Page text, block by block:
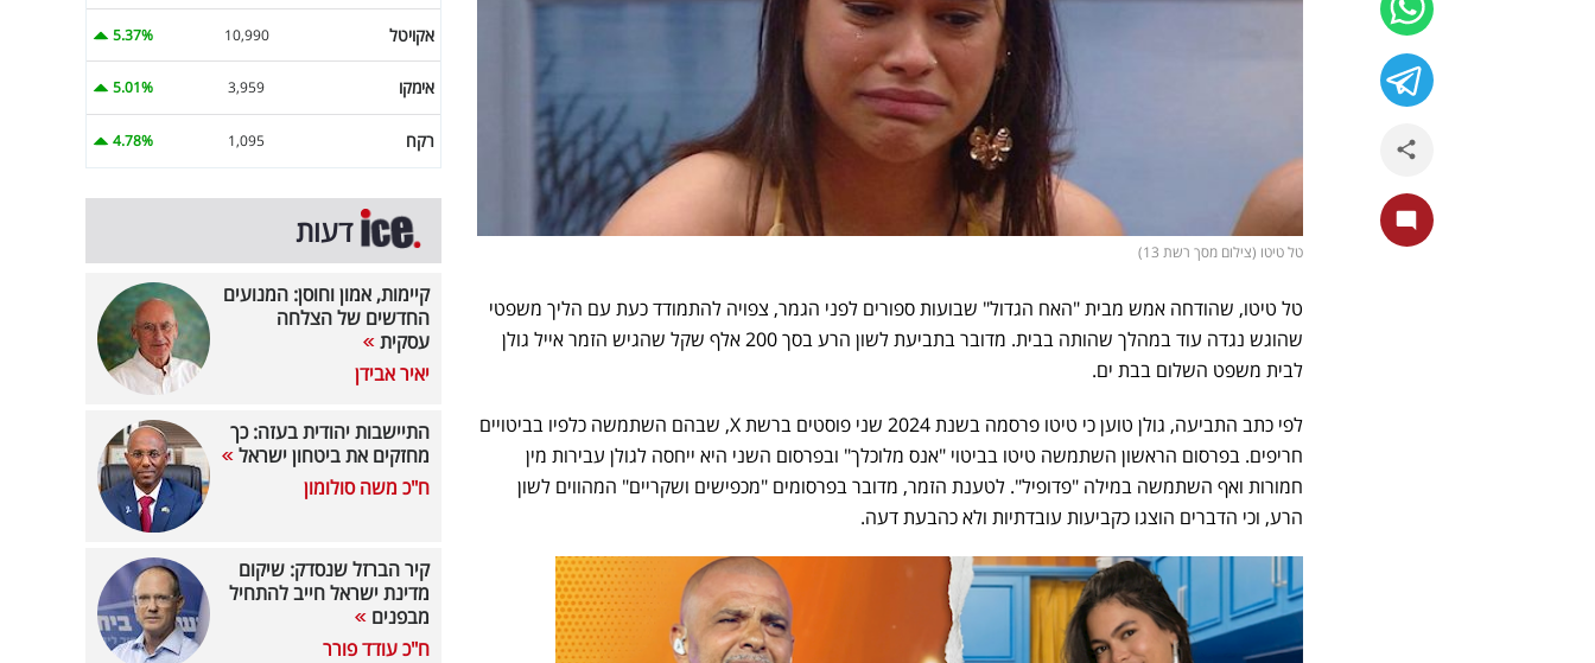
טל טיטו (צילום מסך רשת 13)
טל טיטו, שהודחה אמש מבית "האח הגדול" שבועות ספורים לפני הגמר, צפויה להתמודד כעת עם הליך משפטי
שהוגש נגדה עוד במהלך שהותה בבית. מדובר בתביעת לשון הרע בסך 200 אלף שקל שהגיש הזמר אייל גולן
לבית משפט השלום בבת ים.
לפי כתב התביעה, גולן טוען כי טיטו פרסמה בשנת 2024 שני פוסטים ברשת X, שבהם השתמשה כלפיו בביטויים
חריפים. בפרסום הראשון השתמשה טיטו בביטוי "אנס מלוכלך" ובפרסום השני היא ייחסה לגולן עבירות מין
חמורות ואף השתמשה במילה "פדופיל". לטענת הזמר, מדובר בפרסומים "מכפישים ושקריים" המהווים לשון
הרע, וכי הדברים הוצגו כקביעות עובדתיות ולא כהבעת דעה.
אקויטל 10,990
5.37%
אימקו 3,959
5.01%
רקח 1,095
4.78%
דעות
קיימות, אמון וחוסן: המנועים
החדשים של הצלחה
עסקית
יאיר אבידן
התיישבות יהודית בעזה: כך
מחזקים את ביטחון ישראל
ח"כ משה סולומון
קיר הברזל שנסדק: שיקום
מדינת ישראל חייב להתחיל
מבפנים
ח"כ עודד פורר